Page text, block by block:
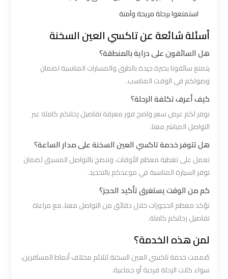
استمتعوا برحلة مريحة وآمنة
أسئلة شائعة عن تاكسي العين السخنة
هل السائقون على دراية بالمنطقة؟
يتمتع سائقونا بخبرة جيدة بالطرق والمسارات المناسبة لضمان
وصولكم في الوقت المناسب.
كيف أعرف تكلفة الرحلة؟
نوفر لكم عرض سعر واضح فور معرفة تفاصيل رحلتكم كاملة عبر
التواصل المباشر معنا.
هل تتوفر خدمة تاكسي العين السخنة على مدار الساعة؟
نعمل على تغطية معظم الأوقات، وننصح بالتواصل المسبق لضمان
توفر السيارة المناسبة في موعدكم بالتحديد.
كم من الوقت يستغرق تأكيد الحجز؟
نؤكد معظم الحجوزات خلال دقائق من التواصل معنا، مع مراعاة
تفاصيل رحلتكم كاملة.
لمن هذه الخدمة؟
صُممت خدمة تاكسي العين السخنة لتلائم مختلف أنماط المسافرين،
سواء كانت الرحلة فردية أو جماعية.
شركات
ليموزين
القاهرة
شركة
ليموزين
القاهرة
ليموزين
القاهرة
شركه
ليموزين